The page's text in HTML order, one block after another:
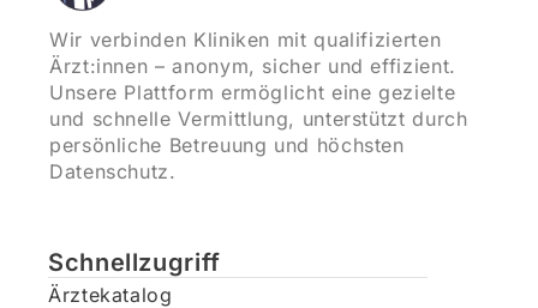
Wir verbinden Kliniken mit qualifizierten
Ärzt:innen – anonym, sicher und effizient.
Unsere Plattform ermöglicht eine gezielte
und schnelle Vermittlung, unterstützt durch
persönliche Betreuung und höchsten
Datenschutz.
Schnellzugriff
Ärztekatalog